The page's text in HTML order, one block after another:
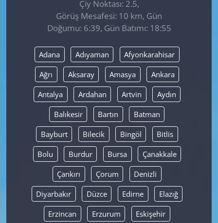
Çiy Noktası: 2.5,
Görüş Mesafesi: 10 km, Gün
Doğumu: 6:39, Gün Batımı: 18:55
Adana Adıyaman Afyonkarahisar
Ağrı Aksaray Amasya Ankara
Antalya Ardahan Artvin Aydın
Balıkesir Bartın Batman
Bayburt Bilecik Bingöl Bitlis
Bolu Burdur Bursa Çanakkale
Çankırı Çorum Denizli
Diyarbakır Düzce Edirne Elazığ
Erzincan Erzurum Eskişehir
SPOR
Yerel